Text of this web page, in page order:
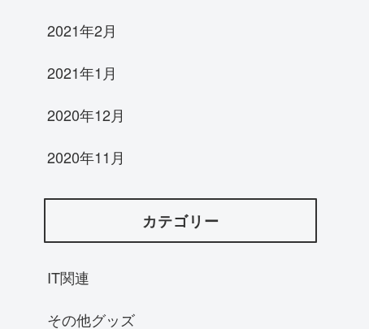
2021年2月
2021年1月
2020年12月
2020年11月
カテゴリー
IT関連
その他グッズ